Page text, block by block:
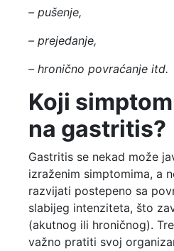
– pušenje,
– prejedanje,
– hronično povraćanje itd.
Koji
na gastritis?
Gastritis se nekad može
izraženim simptomima, a
razvijati postepeno sa
slabijeg intenziteta, što
(akutnog ili hroničnog).
važno pratiti svoj